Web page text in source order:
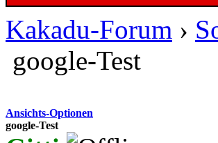
Kakadu-Forum ›
google-Test
Ansichts-Optionen
google-Test